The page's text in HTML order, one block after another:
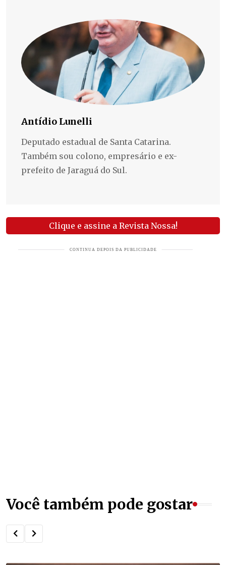
Antídio Lunelli
Deputado estadual de Santa Catarina.
Também sou colono, empresário e ex-
prefeito de Jaraguá do Sul.
Clique e assine a Revista Nossa!
Você também pode gostar